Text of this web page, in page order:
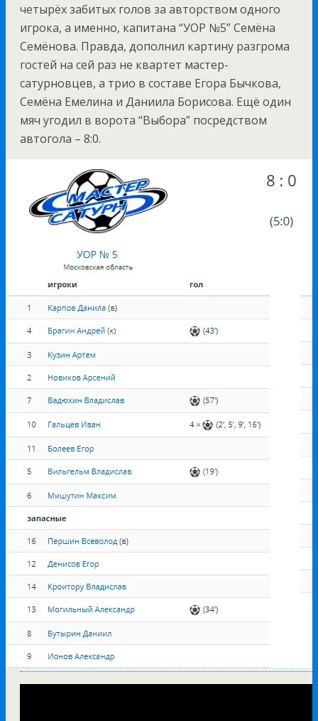
четырёх забитых голов за авторством одного
игрока, а именно, капитана “УОР №5” Семёна
Семёнова. Правда, дополнил картину разгрома
гостей на сей раз не квартет мастер-
сатурновцев, а трио в составе Егора Бычкова,
Семёна Емелина и Даниила Борисова. Ещё один
мяч угодил в ворота “Выбора” посредством
автогола – 8:0.